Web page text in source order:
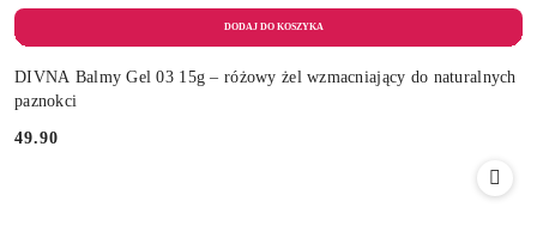
DIVNA Balmy Gel 03 15g – różowy żel wzmacniający do naturalnych
paznokci
Cena:
49.90